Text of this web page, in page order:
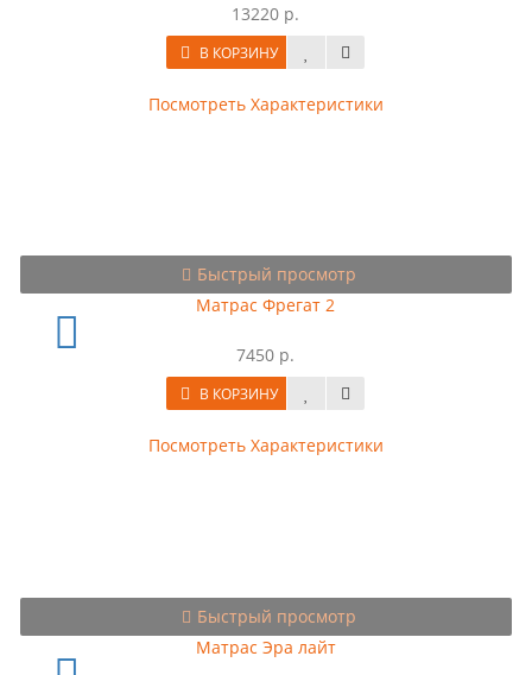
13220 р.
В КОРЗИНУ
Посмотреть Характеристики
Быстрый просмотр
Матрас Фрегат 2
7450 р.
В КОРЗИНУ
Посмотреть Характеристики
Быстрый просмотр
Матрас Эра лайт